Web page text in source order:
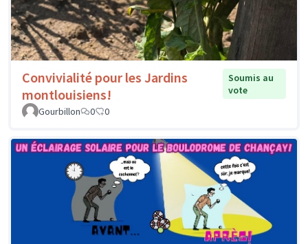
Convivialité pour les Jardins
montlouisiens!
Soumis au
vote
Gourbillon
0 0